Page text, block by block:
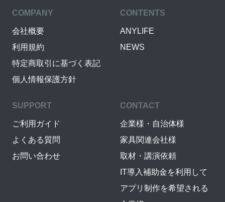
COMPANY
会社概要
利用規約
特定商取引に基づく表記
個人情報保護方針
CONTENTS
ANYLIFE
NEWS
SUPPORT
ご利用ガイド
よくある質問
お問い合わせ
CONTACT
企業様・自治体様
家具関連会社様
取材・講演依頼
IT導入補助金を利用して
アプリ制作を希望される